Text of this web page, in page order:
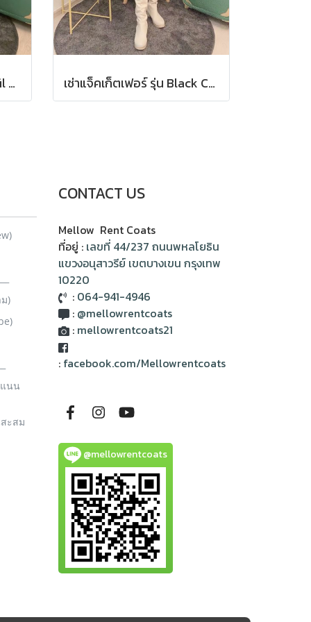
เช่าเสื้อโค้ทผู้หญิง รุ่น Marfil Puro Fur Jacket 2105GCF1058FAWH1 เช่าแจ็คเก็ตเฟอร์ รุ่น Black Cavernous Fur Jacket 2111GCF1779FABK1
)
นน
ะสม
CONTACT US
Mellow Rent Coats
ที่อยู่ : เลขที่ 44/237 ถนนพหลโยธิน
แขวงอนุสาวรีย์ เขตบางเขน กรุงเทพ
10220
: 064-941-4946
: @mellowrentcoats
: mellowrentcoats21
: facebook.com/Mellowrentcoats
@mellowrentcoats